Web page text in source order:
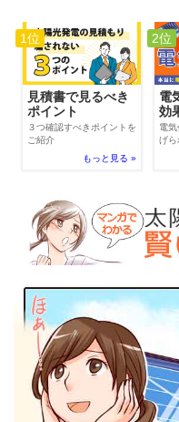
1位
見積書で見るべき
ポイント
３つ確認すべきポイントを
ご紹介
もっと見る »
2位
電
効
電
げら